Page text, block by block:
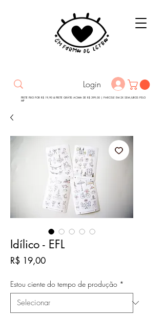
Login
FRETE FIXO POR R$ 19,90 & FRETE GRÁTIS ACIMA DE R$ 399,00 | PARCELE EM 2X SEM JUROS PELO
MP
Idílico - EFL
R$ 19,00Preço
Estou ciente do tempo de produção *